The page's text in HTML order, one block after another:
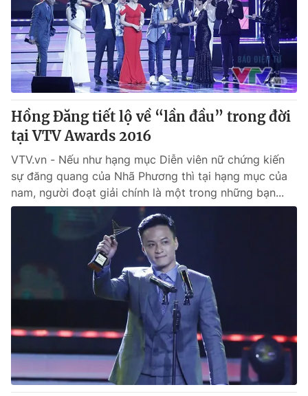
Hồng Đăng tiết lộ về “lần đầu” trong đời
tại VTV Awards 2016
VTV.vn - Nếu như hạng mục Diễn viên nữ chứng kiến
sự đăng quang của Nhã Phương thì tại hạng mục của
nam, người đoạt giải chính là một trong những bạn...